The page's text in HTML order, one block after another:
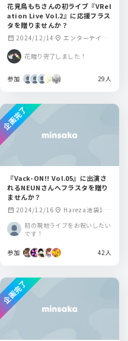
花見鳥もちさんの初ライブ『VRel
ation Live Vol.2』に応援フラス
タを贈りませんか？
calendar_month 2024/12/14 location_on エンターテイメ
TION
花贈り完了しました！
参加 29人
『Vack-ON!! Vol.05』に出演さ
れるNEUNさんへフラスタを贈り
ませんか？
calendar_month 2024/12/16 location_on Hareza池袋1F
初の現地ライブをお祝いしたい
です！
参加 42人
企画完了
企画完了